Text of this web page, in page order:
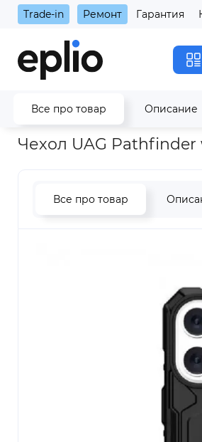
Trade-in Ремонт Гарантия
Все про товар Описание
Главная Чехол UAG Pathfinder with
Чехол UAG Pathfinder
Все про товар